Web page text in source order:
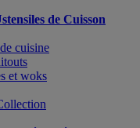
de Cuisson
cuisine
et woks